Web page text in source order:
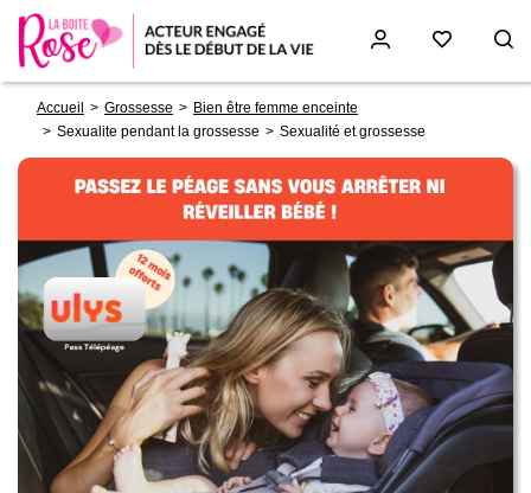
principal
d'Ariane
Accueil Grossesse
Bien être femme enceinte
Sexualite pendant la grossesse
Sexualité et grossesse